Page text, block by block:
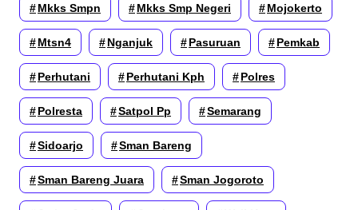
Mkks Smpn Mkks Smp Negeri Mojokerto
Mtsn4 Nganjuk Pasuruan Pemkab
Perhutani Perhutani Kph Polres
Polresta Satpol Pp Semarang
Sidoarjo Sman Bareng
Sman Bareng Juara Sman Jogoroto